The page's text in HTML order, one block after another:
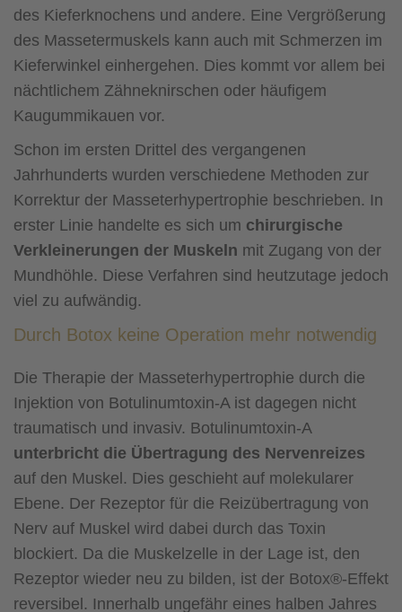
des Kieferknochens und andere. Eine Vergrößerung
des Massetermuskels kann auch mit Schmerzen im
Kieferwinkel einhergehen. Dies kommt vor allem bei
nächtlichem Zähneknirschen oder häufigem
Kaugummikauen vor.
Schon im ersten Drittel des vergangenen
Jahrhunderts wurden verschiedene Methoden zur
Korrektur der Masseterhypertrophie beschrieben. In
erster Linie handelte es sich um chirurgische
Verkleinerungen der Muskeln mit Zugang von der
Mundhöhle. Diese Verfahren sind heutzutage jedoch
viel zu aufwändig.
Durch Botox keine Operation mehr notwendig
Die Therapie der Masseterhypertrophie durch die
Injektion von Botulinumtoxin-A ist dagegen nicht
traumatisch und invasiv. Botulinumtoxin-A
unterbricht die Übertragung des Nervenreizes
auf den Muskel. Dies geschieht auf molekularer
Ebene. Der Rezeptor für die Reizübertragung von
Nerv auf Muskel wird dabei durch das Toxin
blockiert. Da die Muskelzelle in der Lage ist, den
Rezeptor wieder neu zu bilden, ist der Botox®-Effekt
reversibel. Innerhalb ungefähr eines halben Jahres